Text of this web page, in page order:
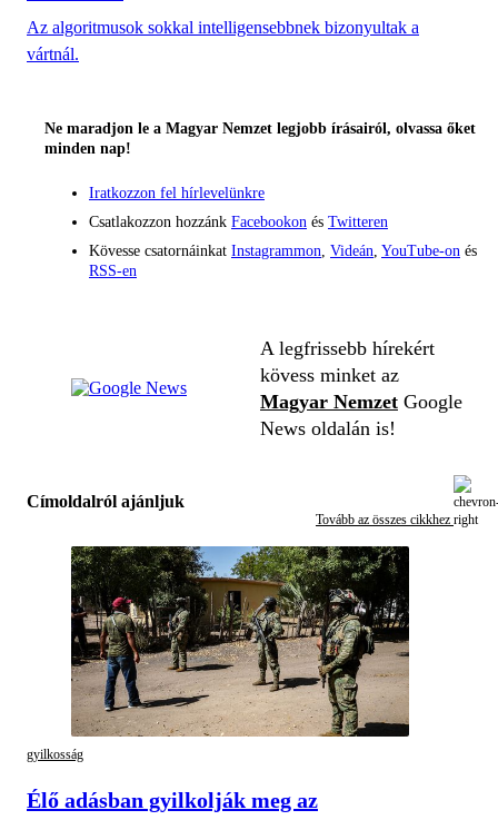
Az algoritmusok sokkal intelligensebbnek bizonyultak a
vártnál.
Ne maradjon le a Magyar Nemzet legjobb írásairól, olvassa őket
minden nap!
Iratkozzon fel hírlevelünkre
Csatlakozzon hozzánk Facebookon és Twitteren
Kövesse csatornáinkat Instagrammon Videán YouTube-on és
RSS-en
A legfrissebb hírekért
kövess minket az
Magyar Nemzet Google
News oldalán is!
Címoldalról ajánljuk
Tovább az összes cikkhez
gyilkosság
Élő adásban gyilkolják meg az